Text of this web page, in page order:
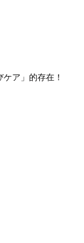
ア」的存在！